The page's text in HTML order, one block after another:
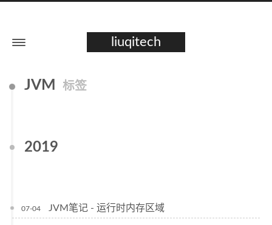
liuqitech
JVM 标签
2019
07-04 JVM笔记 - 运行时内存区域